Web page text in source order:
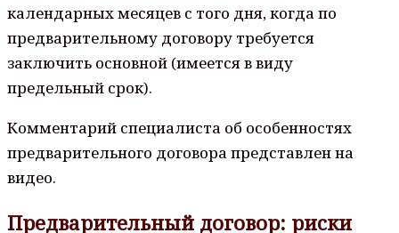
календарных месяцев с того дня, когда по
предварительному договору требуется
заключить основной (имеется в виду
предельный срок).
Комментарий специалиста об особенностях
предварительного договора представлен на
видео.
Предварительный договор: риски